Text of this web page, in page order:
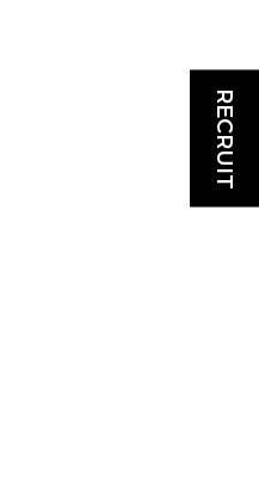
RECRUIT